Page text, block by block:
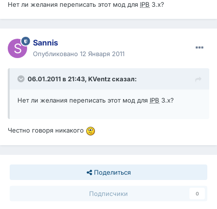
Нет ли желания переписать этот мод для IPB 3.х?
Sannis
Опубликовано 12 Января 2011
06.01.2011 в 21:43, KVentz сказал:
Нет ли желания переписать этот мод для IPB 3.х?
Честно говоря никакого
Поделиться
Подписчики 0